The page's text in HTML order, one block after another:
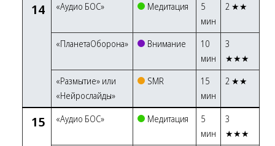
14 «Аудио БОС» Медитация
5
мин
2 ★★
«ПланетаОборона» Внимание
10
мин
3
★★★
«Размытие» или
«Нейрослайды»
SMR
15
мин
2 ★★
15 «Аудио БОС» Медитация
5
мин
3
★★★